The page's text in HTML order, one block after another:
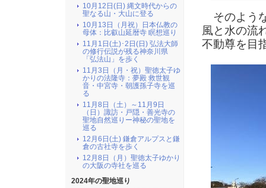
そのよう
風と水の流
不動尊を目
10月12日(日) 縄文時代からの
聖なる山・大山に登る
10月13日（月祝）日本仏教の
母体：比叡山延暦寺 瞑想巡り
11月1日(土)･2日(日) 弘法大師
の修行伝説が残る神奈川県
「弘法山」を歩く
11月3日（月・祝）聖徳太子ゆ
かりの法隆寺：夢殿 救世観
音・中宮寺・朝護孫子寺を巡
る
11月8日（土）～11月9日
（日）諏訪・戸隠・善光寺の
聖地自然巡りー神秘の聖地を
巡る
12月6日(土) 鎌倉アルプスと鎌
倉の古社寺を歩く
12月8日（月）聖徳太子ゆかり
の大阪の寺社を巡る
2024年の聖地巡り